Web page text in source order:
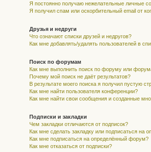
Я постоянно получаю нежелательные личные
Я получил спам или оскорбительный email от
Друзья и недруги
Что означают списки друзей и недругов?
Как мне добавлять/удалять пользователей в
Поиск по форумам
Как мне выполнить поиск по форуму или
Почему мой поиск не даёт результатов?
В результате моего поиска я получил пустую
Как мне найти пользователя конференции?
Как мне найти свои сообщения и созданные
Подписки и закладки
Чем закладки отличаются от подписок?
Как мне сделать закладку или подписаться на
Как мне подписаться на определённый форум?
Как мне отказаться от подписки?